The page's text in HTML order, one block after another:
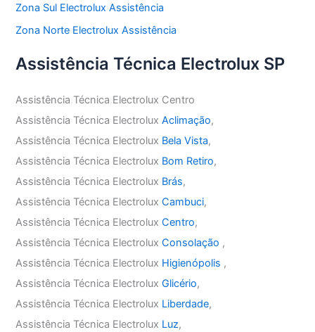
Zona Sul Electrolux Assistência
Zona Norte Electrolux Assistência
Assistência Técnica Electrolux SP
Assistência Técnica Electrolux Centro
Assistência Técnica ElectroluxAclimação,
Assistência Técnica Electrolux Bela Vista,
Assistência Técnica Electrolux Bom Retiro,
Assistência Técnica Electrolux Brás,
Assistência Técnica ElectroluxCambuci,
Assistência Técnica ElectroluxCentro,
Assistência Técnica ElectroluxConsolação ,
Assistência Técnica Electrolux Higienópolis ,
Assistência Técnica ElectroluxGlicério,
Assistência Técnica Electrolux Liberdade,
Assistência Técnica Electrolux Luz,